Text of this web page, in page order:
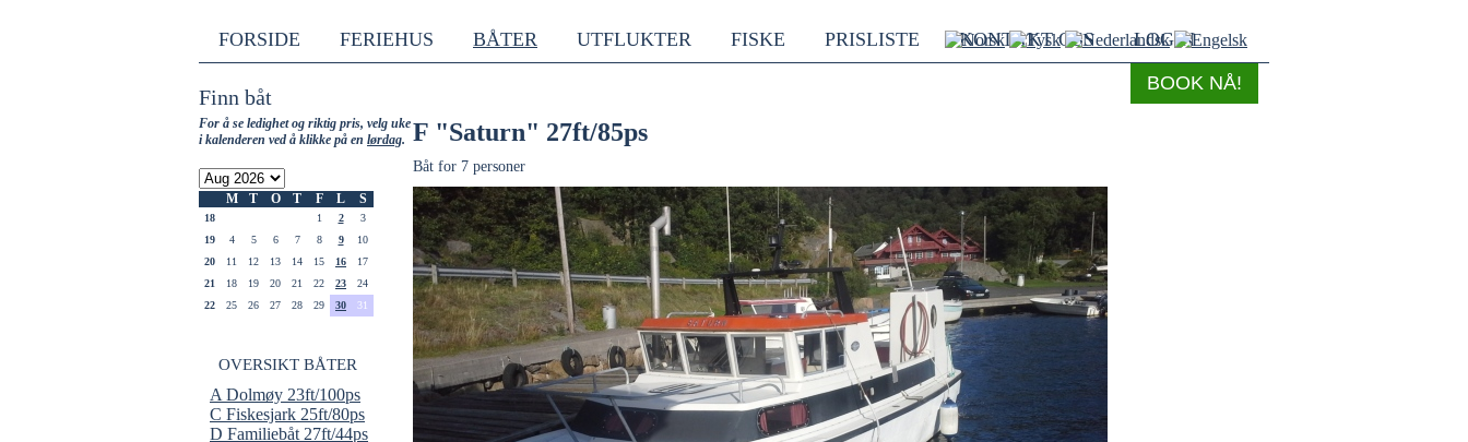
BOOK NÅ!
FORSIDE FERIEHUS BÅTER UTFLUKTER FISKE PRISLISTE KONTAKT OSS LOGIN
Finn båt
For å se ledighet og riktig pris, velg uke
i kalenderen ved å klikke på en lørdag.
M T O T F L S
18 1 2
3
19
4 5 6 7 8 9
10
20
11 12 13 14 15 16
17
21
18 19 20 21 22 23
24
22
25 26 27 28 29 30 31
OVERSIKT BÅTER
A Dolmøy 23ft/100ps
C Fiskesjark 25ft/80ps
D Familiebåt 27ft/44ps
F "Saturn" 27ft/85ps
Båt for 7 personer